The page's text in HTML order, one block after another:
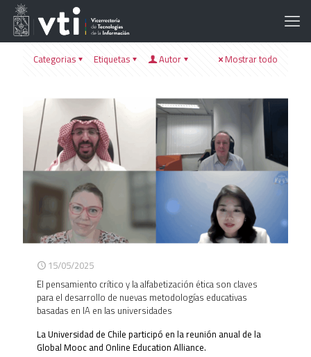
Categorias Etiquetas Autor Mostrar todo
15/05/2025
El pensamiento crítico y la alfabetización ética son claves
para el desarrollo de nuevas metodologías educativas
basadas en IA en las universidades
La Universidad de Chile participó en la reunión anual de la
Global Mooc and Online Education Alliance.